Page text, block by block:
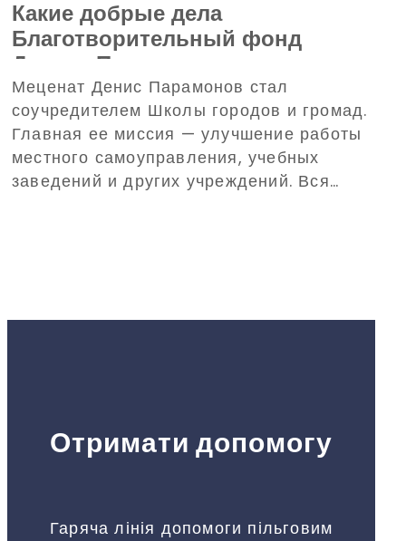
Какие добрые дела
Благотворительный фонд
Дениса Парамонова совершил в
июле (ВИДЕО)
Меценат Денис Парамонов стал
соучредителем Школы городов и громад.
Главная ее миссия — улучшение работы
местного самоуправления, учебных
заведений и других учреждений. Вся
Отримати допомогу
Гаряча лінія допомоги пільговим